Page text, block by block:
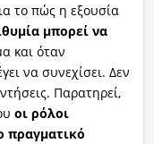
το πώς η εξουσία
μπορεί να
και όταν
να συνεχίσει. Δεν
Παρατηρεί,
οι ρόλοι
πραγματικό